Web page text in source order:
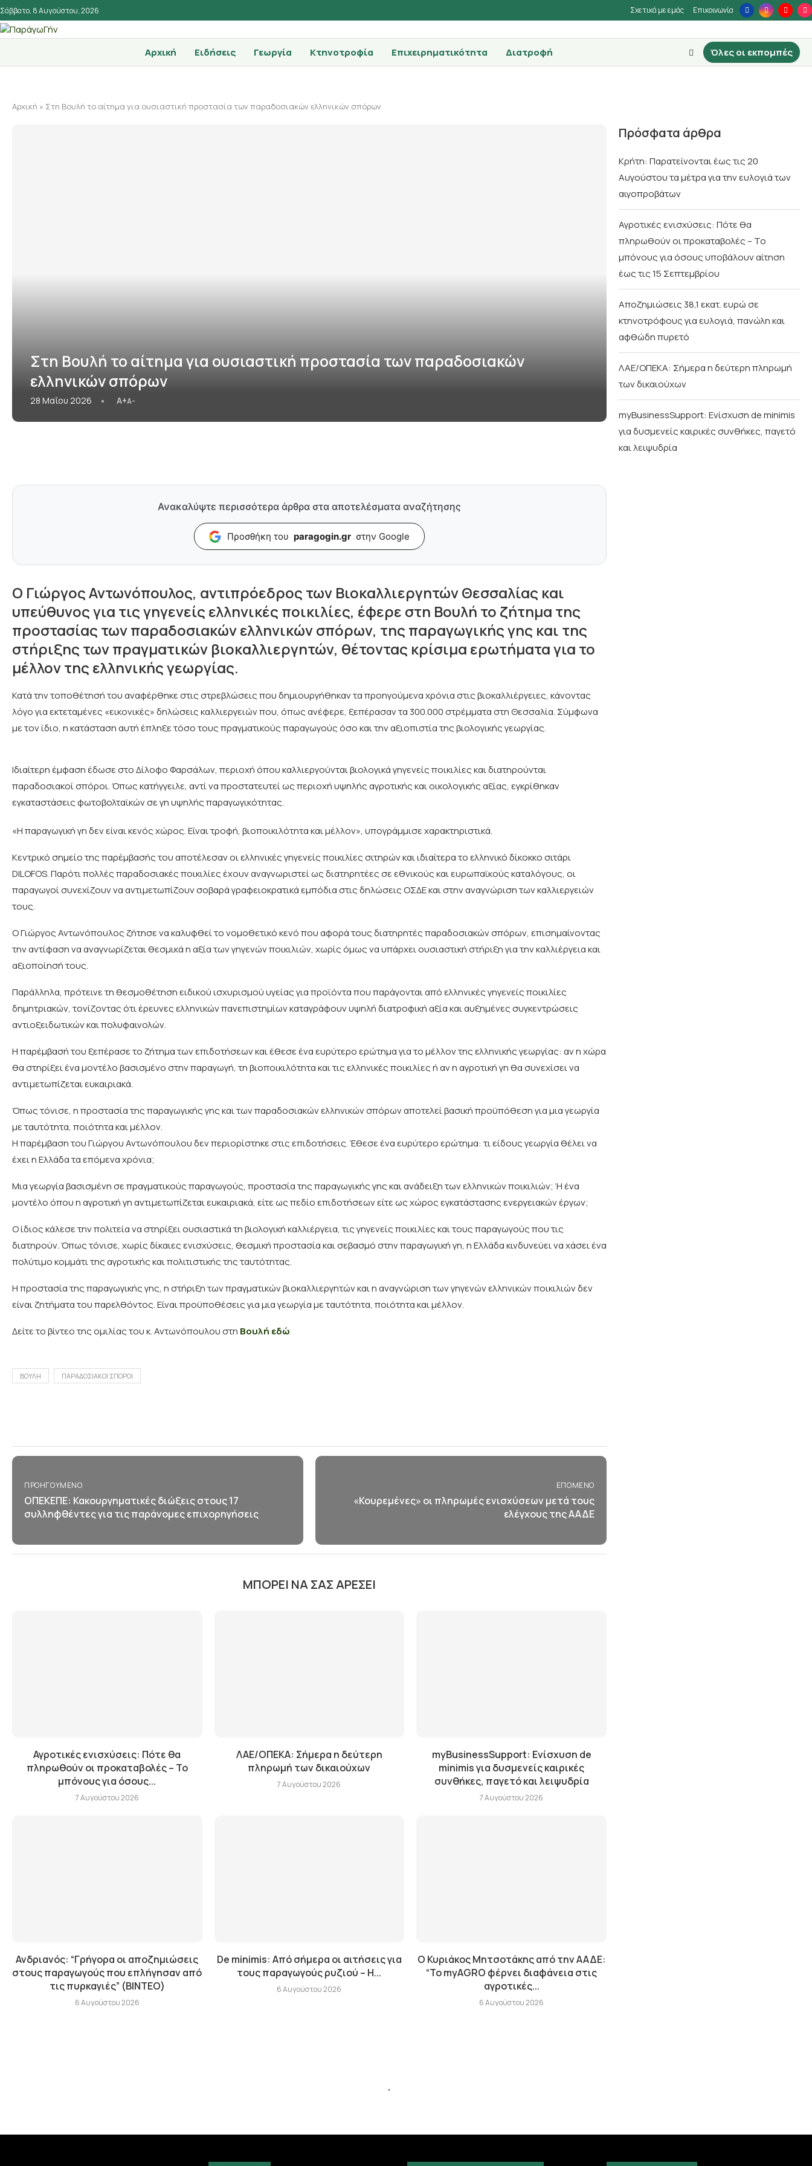
Σάββατο, 8 Αυγούστου, 2026 Σχετικά με εμάς Επικοινωνία
Αρχική Ειδήσεις Γεωργία Κτηνοτροφία Επιχειρηματικότητα Διατροφή Όλες οι εκπομπές
Αρχική » Στη Βουλή το αίτημα για ουσιαστική προστασία των παραδοσιακών ελληνικών σπόρων
Στη Βουλή το αίτημα για ουσιαστική προστασία των παραδοσιακών
ελληνικών σπόρων
28 Μαΐου 2026 A+A-
Ανακαλύψτε περισσότερα άρθρα στα αποτελέσματα αναζήτησης
Προσθήκη του paragogin.gr στην Google
Ο Γιώργος Αντωνόπουλος, αντιπρόεδρος των Βιοκαλλιεργητών Θεσσαλίας και
υπεύθυνος για τις γηγενείς ελληνικές ποικιλίες, έφερε στη Βουλή το ζήτημα της
προστασίας των παραδοσιακών ελληνικών σπόρων, της παραγωγικής γης και της
στήριξης των πραγματικών βιοκαλλιεργητών, θέτοντας κρίσιμα ερωτήματα για το
μέλλον της ελληνικής γεωργίας.
Κατά την τοποθέτησή του αναφέρθηκε στις στρεβλώσεις που δημιουργήθηκαν τα προηγούμενα χρόνια στις βιοκαλλιέργειες, κάνοντας
λόγο για εκτεταμένες «εικονικές» δηλώσεις καλλιεργειών που, όπως ανέφερε, ξεπέρασαν τα 300.000 στρέμματα στη Θεσσαλία. Σύμφωνα
με τον ίδιο, η κατάσταση αυτή έπληξε τόσο τους πραγματικούς παραγωγούς όσο και την αξιοπιστία της βιολογικής γεωργίας.
Ιδιαίτερη έμφαση έδωσε στο Δίλοφο Φαρσάλων, περιοχή όπου καλλιεργούνται βιολογικά γηγενείς ποικιλίες και διατηρούνται
παραδοσιακοί σπόροι. Όπως κατήγγειλε, αντί να προστατευτεί ως περιοχή υψηλής αγροτικής και οικολογικής αξίας, εγκρίθηκαν
εγκαταστάσεις φωτοβολταϊκών σε γη υψηλής παραγωγικότητας.
«Η παραγωγική γη δεν είναι κενός χώρος. Είναι τροφή, βιοποικιλότητα και μέλλον», υπογράμμισε χαρακτηριστικά.
Κεντρικό σημείο της παρέμβασής του αποτέλεσαν οι ελληνικές γηγενείς ποικιλίες σιτηρών και ιδιαίτερα το ελληνικό δίκοκκο σιτάρι
DILOFOS. Παρότι πολλές παραδοσιακές ποικιλίες έχουν αναγνωριστεί ως διατηρητέες σε εθνικούς και ευρωπαϊκούς καταλόγους, οι
παραγωγοί συνεχίζουν να αντιμετωπίζουν σοβαρά γραφειοκρατικά εμπόδια στις δηλώσεις ΟΣΔΕ και στην αναγνώριση των καλλιεργειών
τους.
Ο Γιώργος Αντωνόπουλος ζήτησε να καλυφθεί το νομοθετικό κενό που αφορά τους διατηρητές παραδοσιακών σπόρων, επισημαίνοντας
την αντίφαση να αναγνωρίζεται θεσμικά η αξία των γηγενών ποικιλιών, χωρίς όμως να υπάρχει ουσιαστική στήριξη για την καλλιέργεια και
αξιοποίησή τους.
Παράλληλα, πρότεινε τη θεσμοθέτηση ειδικού ισχυρισμού υγείας για προϊόντα που παράγονται από ελληνικές γηγενείς ποικιλίες
δημητριακών, τονίζοντας ότι έρευνες ελληνικών πανεπιστημίων καταγράφουν υψηλή διατροφική αξία και αυξημένες συγκεντρώσεις
αντιοξειδωτικών και πολυφαινολών.
Η παρέμβασή του ξεπέρασε το ζήτημα των επιδοτήσεων και έθεσε ένα ευρύτερο ερώτημα για το μέλλον της ελληνικής γεωργίας: αν η χώρα
θα στηρίξει ένα μοντέλο βασισμένο στην παραγωγή, τη βιοποικιλότητα και τις ελληνικές ποικιλίες ή αν η αγροτική γη θα συνεχίσει να
αντιμετωπίζεται ευκαιριακά.
Όπως τόνισε, η προστασία της παραγωγικής γης και των παραδοσιακών ελληνικών σπόρων αποτελεί βασική προϋπόθεση για μια γεωργία
με ταυτότητα, ποιότητα και μέλλον.
Η παρέμβαση του Γιώργου Αντωνόπουλου δεν περιορίστηκε στις επιδοτήσεις. Έθεσε ένα ευρύτερο ερώτημα: τι είδους γεωργία θέλει να
έχει η Ελλάδα τα επόμενα χρόνια;
Μια γεωργία βασισμένη σε πραγματικούς παραγωγούς, προστασία της παραγωγικής γης και ανάδειξη των ελληνικών ποικιλιών; Ή ένα
μοντέλο όπου η αγροτική γη αντιμετωπίζεται ευκαιριακά, είτε ως πεδίο επιδοτήσεων είτε ως χώρος εγκατάστασης ενεργειακών έργων;
Ο ίδιος κάλεσε την πολιτεία να στηρίξει ουσιαστικά τη βιολογική καλλιέργεια, τις γηγενείς ποικιλίες και τους παραγωγούς που τις
διατηρούν. Όπως τόνισε, χωρίς δίκαιες ενισχύσεις, θεσμική προστασία και σεβασμό στην παραγωγική γη, η Ελλάδα κινδυνεύει να χάσει ένα
πολύτιμο κομμάτι της αγροτικής και πολιτιστικής της ταυτότητας.
Η προστασία της παραγωγικής γης, η στήριξη των πραγματικών βιοκαλλιεργητών και η αναγνώριση των γηγενών ελληνικών ποικιλιών δεν
είναι ζητήματα του παρελθόντος. Είναι προϋποθέσεις για μια γεωργία με ταυτότητα, ποιότητα και μέλλον.
Δείτε το βίντεο της ομιλίας του κ. Αντωνόπουλου στη Βουλή εδώ
ΒΟΥΛΗ ΠΑΡΑΔΟΣΙΑΚΟΙ ΣΠΟΡΟΙ
ΠΡΟΗΓΟΎΜΕΝΟ
ΟΠΕΚΕΠΕ: Κακουργηματικές διώξεις στους 17
συλληφθέντες για τις παράνομες επιχορηγήσεις
ΕΠΌΜΕΝΟ
«Κουρεμένες» οι πληρωμές ενισχύσεων μετά τους
ελέγχους της ΑΑΔΕ
ΜΠΟΡΕΊ ΝΑ ΣΑΣ ΑΡΈΣΕΙ
Αγροτικές ενισχύσεις: Πότε θα
πληρωθούν οι προκαταβολές – Το
μπόνους για όσους...
7 Αυγούστου 2026
ΛΑΕ/ΟΠΕΚΑ: Σήμερα η δεύτερη
πληρωμή των δικαιούχων
7 Αυγούστου 2026
myBusinessSupport: Ενίσχυση de
minimis για δυσμενείς καιρικές
συνθήκες, παγετό και λειψυδρία
7 Αυγούστου 2026
Ανδριανός: “Γρήγορα οι αποζημιώσεις
στους παραγωγούς που επλήγησαν από
τις πυρκαγιές” (BINTEO)
6 Αυγούστου 2026
De minimis: Από σήμερα οι αιτήσεις για
τους παραγωγούς ρυζιού – Η...
6 Αυγούστου 2026
Ο Κυριάκος Μητσοτάκης από την ΑΑΔΕ:
“Το myAGRO φέρνει διαφάνεια στις
αγροτικές...
6 Αυγούστου 2026
Πρόσφατα άρθρα
Κρήτη: Παρατείνονται έως τις 20
Αυγούστου τα μέτρα για την ευλογιά των
αιγοπροβάτων
Αγροτικές ενισχύσεις: Πότε θα
πληρωθούν οι προκαταβολές – Το
μπόνους για όσους υποβάλουν αίτηση
έως τις 15 Σεπτεμβρίου
Αποζημιώσεις 38,1 εκατ. ευρώ σε
κτηνοτρόφους για ευλογιά, πανώλη και
αφθώδη πυρετό
ΛΑΕ/ΟΠΕΚΑ: Σήμερα η δεύτερη πληρωμή
των δικαιούχων
myBusinessSupport: Ενίσχυση de minimis
για δυσμενείς καιρικές συνθήκες, παγετό
και λειψυδρία